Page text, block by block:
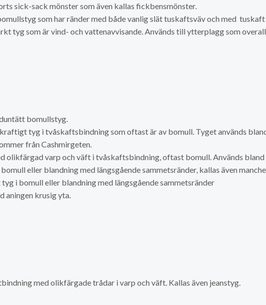
sick-sack mönster som även kallas fickbensmönster.
som har ränder med både vanlig slät tuskaftsväv och med
tyg som är vind- och vattenavvisande. Används till ytterplagg som
bomullstyg.
tyg i tvåskaftsbindning som oftast är av bomull. Tyget används
från Cashmirgeten.
olikfärgad varp och väft i tvåskaftsbindning, oftast bomull. Används
eller blandning med längsgående sammetsränder, kallas även
i bomull eller blandning med längsgående sammetsränder
aningen krusig yta.
med olikfärgade trådar i varp och väft. Kallas även jeanstyg.